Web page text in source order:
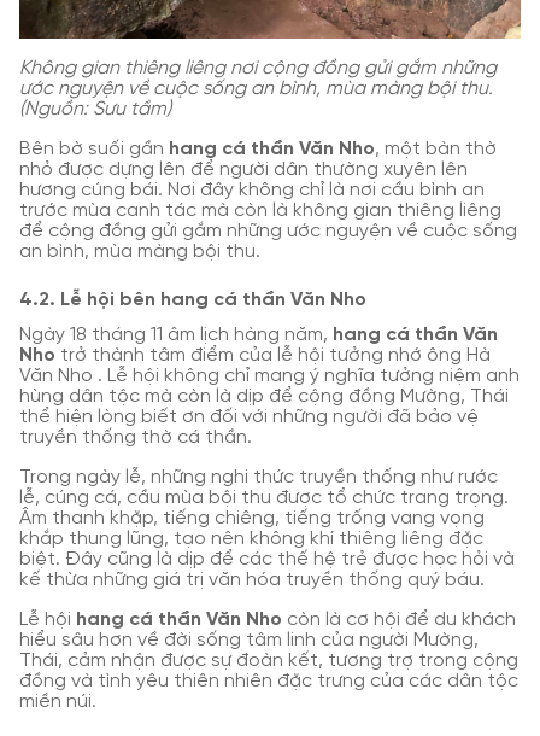
Không gian thiêng liêng nơi cộng đồng gửi gắm những
ước nguyện về cuộc sống an bình, mùa màng bội thu.
(Nguồn: Sưu tầm)
Bên bờ suối gần hang cá thần Văn Nho, một bàn thờ
nhỏ được dựng lên để người dân thường xuyên lên
hương cúng bái. Nơi đây không chỉ là nơi cầu bình an
trước mùa canh tác mà còn là không gian thiêng liêng
để cộng đồng gửi gắm những ước nguyện về cuộc sống
an bình, mùa màng bội thu.
4.2. Lễ hội bên hang cá thần Văn Nho
Ngày 18 tháng 11 âm lịch hàng năm, hang cá thần Văn
Nho trở thành tâm điểm của lễ hội tưởng nhớ ông Hà
Văn Nho . Lễ hội không chỉ mang ý nghĩa tưởng niệm anh
hùng dân tộc mà còn là dịp để cộng đồng Mường, Thái
thể hiện lòng biết ơn đối với những người đã bảo vệ
truyền thống thờ cá thần.
Trong ngày lễ, những nghi thức truyền thống như rước
lễ, cúng cá, cầu mùa bội thu được tổ chức trang trọng.
Âm thanh khặp, tiếng chiêng, tiếng trống vang vọng
khắp thung lũng, tạo nên không khí thiêng liêng đặc
biệt. Đây cũng là dịp để các thế hệ trẻ được học hỏi và
kế thừa những giá trị văn hóa truyền thống quý báu.
Lễ hội hang cá thần Văn Nho còn là cơ hội để du khách
hiểu sâu hơn về đời sống tâm linh của người Mường,
Thái, cảm nhận được sự đoàn kết, tương trợ trong cộng
đồng và tình yêu thiên nhiên đặc trưng của các dân tộc
miền núi.